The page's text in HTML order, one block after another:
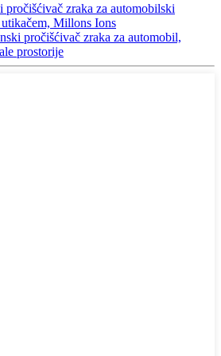
pročišćivač zraka za automobilski
Millons Ions
pročišćivač zraka za automobil,
prostorije